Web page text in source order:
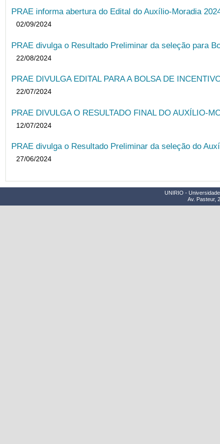
PRAE informa abertura do Edital do Auxílio-Moradia
02/09/2024
PRAE divulga o Resultado Preliminar da seleção para
22/08/2024
PRAE DIVULGA EDITAL PARA A BOLSA DE
22/07/2024
PRAE DIVULGA O RESULTADO FINAL DO AUXÍLIO-
12/07/2024
PRAE divulga o Resultado Preliminar da seleção do
27/06/2024
UNIRIO -
Av. Pasteur,